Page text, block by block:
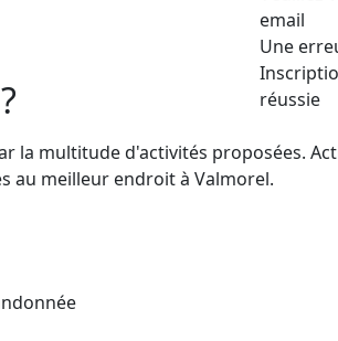
email
Une
réussie
multitude d'activités proposées.
au meilleur endroit à Valmorel.